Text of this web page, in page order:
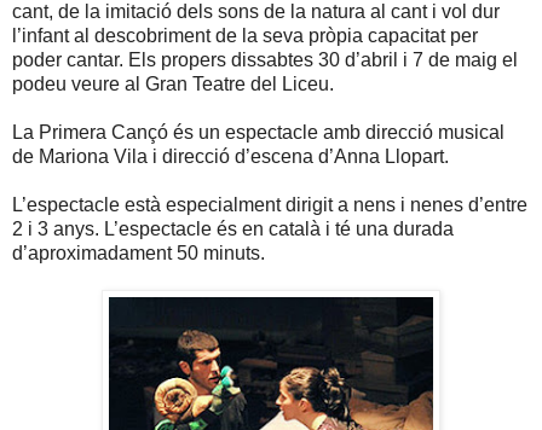
cant, de la imitació dels sons de la natura al cant i vol dur
l’infant al descobriment de la seva pròpia capacitat per
poder cantar. Els propers dissabtes 30 d’abril i 7 de maig el
podeu veure al Gran Teatre del Liceu.
La Primera Cançó és un espectacle amb direcció musical
de Mariona Vila i direcció d’escena d’Anna Llopart.
L’espectacle està especialment dirigit a nens i nenes d’entre
2 i 3 anys. L’espectacle és en català i té una durada
d’aproximadament 50 minuts.